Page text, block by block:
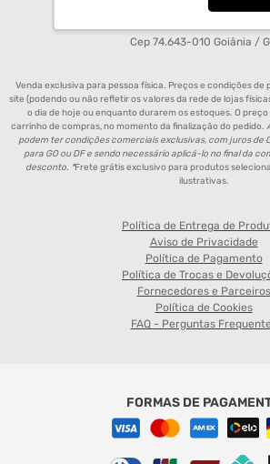
Cep 74.643-010 Goiânia /
Venda exclusiva para pessoa física. Preços e condições de
site (podendo ou não refletir os valores da rede de lojas
o dia de hoje ou enquanto durarem os estoques. O
carrinho de compras, no momento da finalização do pedido.
podem ter condições comerciais exclusivas, com juros de
para GO ou DF e sendo necessário aplicá-lo no final da
desconto. *Frete grátis exclusivo para produtos
ilustrativas.
Política de Entrega de
Aviso de Privacidade
Política de Pagamento
Política de Trocas e
Fornecedores e Parceiros
Política de Cookies
FAQ - Perguntas
FORMAS DE